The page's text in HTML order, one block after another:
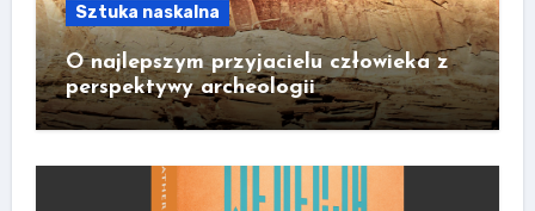
Sztuka naskalna
O najlepszym przyjacielu człowieka z
perspektywy archeologii